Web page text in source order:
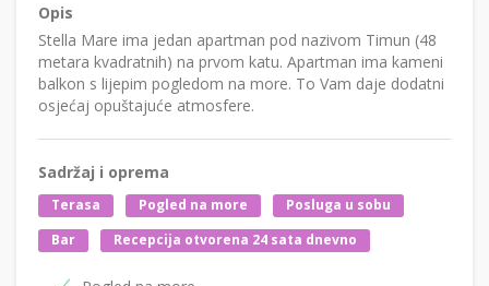
Opis
Stella Mare ima jedan apartman pod nazivom Timun (48
metara kvadratnih) na prvom katu. Apartman ima kameni
balkon s lijepim pogledom na more. To Vam daje dodatni
osjećaj opuštajuće atmosfere.
Sadržaj i oprema
Terasa Pogled na more
Posluga u sobu
Bar
Recepcija otvorena 24 sata dnevno